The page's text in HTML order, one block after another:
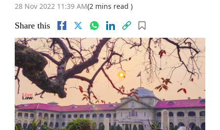
28 Nov 2022 11:39 AM(2 mins read )
Share this